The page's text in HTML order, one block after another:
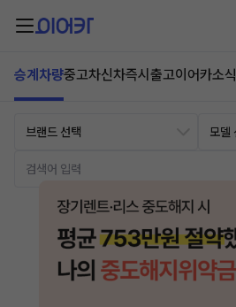
승계차량중고차신차즉시출고이어카소식